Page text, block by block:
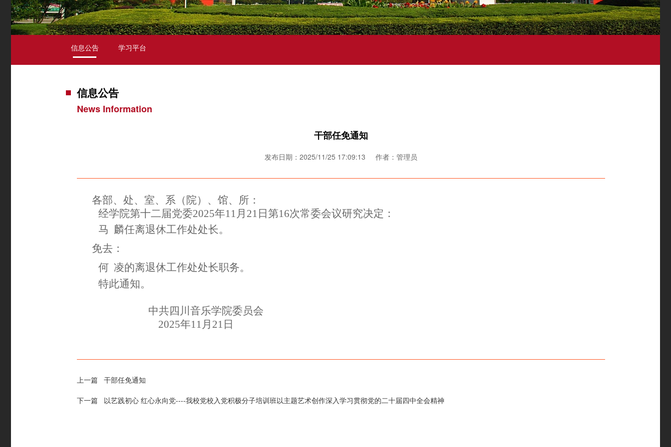
信息公告 学习平台
信息公告
News Information
干部任免通知
发布日期：2025/11/25 17:09:13 作者：管理员
各部、处、室、系（院）、馆、所：
经学院第十二届党委2025年11 月 21 日第16次常委会议研究决定：
马 麟任离退休工作处处长。
免去：
何 凌的离退休工作处处长职务。
特此通知。
中共四川音乐学院委员会
2025年11月21日
上一篇 干部任免通知
下一篇 以艺践初心 红心永向党----我校党校入党积极分子培训班以主题艺术创作深入学习贯彻党的二十届四中全会精神